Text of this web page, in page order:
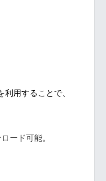
用することで、
ード可能。